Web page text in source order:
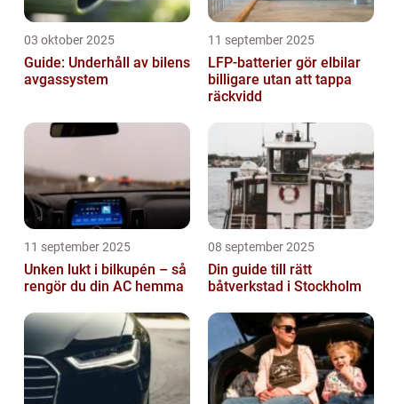
03 oktober 2025
Guide: Underhåll av bilens
avgassystem
11 september 2025
LFP-batterier gör elbilar
billigare utan att tappa
räckvidd
11 september 2025
Unken lukt i bilkupén – så
rengör du din AC hemma
08 september 2025
Din guide till rätt
båtverkstad i Stockholm